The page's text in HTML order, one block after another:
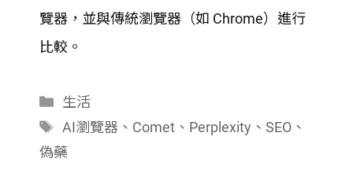
RSS FEED
SHARE
LINK
覽器，並與傳統瀏覽器（如 Chrome）進行
比較。
分
類
生活
標
籤
AI瀏覽器 、 Comet、 Perplexity 、 SEO、
偽藥